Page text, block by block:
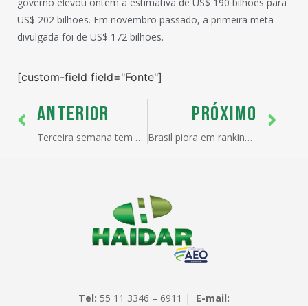
US$ 202 bilhões. Em novembro passado, a primeira meta
divulgada foi de US$ 172 bilhões.
[custom-field field="Fonte"]
ANTERIOR
Terceira semana tem superávit de US$ 839 mi
PRÓXIMO
Brasil piora em ranking da corrupção
Tel: 55 11 3346 – 6911 | E-mail: